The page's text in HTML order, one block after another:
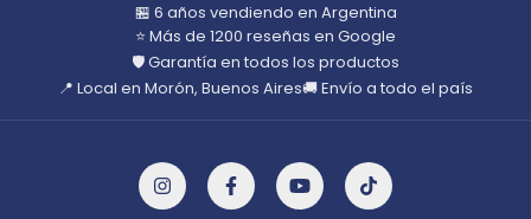
🏪 6 años vendiendo en Argentina
⭐ Más de 1200 reseñas en Google
🛡️ Garantía en todos los productos
📍 Local en Morón, Buenos Aires🚚 Envío a todo el país